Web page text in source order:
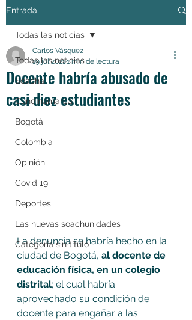
Entrada
Todas las noticias
Soacha
Cundinamarca
Bogotá
Colombia
Opinión
Covid 19
Deportes
Las nuevas soachunidades
Categoría sin título
Todas las noticias
Docente habría abusado de
casi diez estudiantes
Carlos Vásquez
19 jul 20211 min de lectura
La denuncia se habría hecho en la
ciudad de Bogotá, al docente de
educación física, en un colegio
distrital; el cual habría
aprovechado su condición de
docente para engañar a las